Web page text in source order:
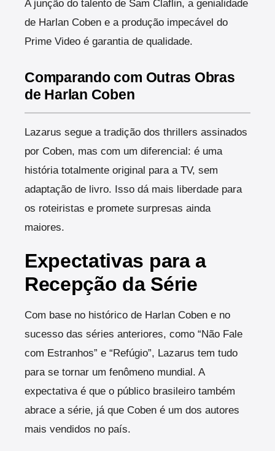
A junção do talento de Sam Claflin, a genialidade
de Harlan Coben e a produção impecável do
Prime Video é garantia de qualidade.
Comparando com Outras Obras
de Harlan Coben
Lazarus segue a tradição dos thrillers assinados
por Coben, mas com um diferencial: é uma
história totalmente original para a TV, sem
adaptação de livro. Isso dá mais liberdade para
os roteiristas e promete surpresas ainda
maiores.
Expectativas para a
Recepção da Série
Com base no histórico de Harlan Coben e no
sucesso das séries anteriores, como “Não Fale
com Estranhos” e “Refúgio”, Lazarus tem tudo
para se tornar um fenômeno mundial. A
expectativa é que o público brasileiro também
abrace a série, já que Coben é um dos autores
mais vendidos no país.